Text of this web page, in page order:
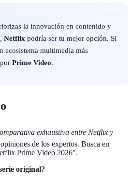
la innovación en contenido y
Netflix podría ser tu mejor opción. Si
ecosistema multimedia más
Prime Video.
exhaustiva entre Netflix y
de los expertos. Busca en
Prime Video 2026".
original?